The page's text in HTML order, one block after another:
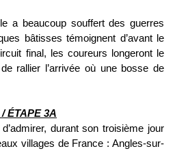
a beaucoup souffert des guerres
bâtisses témoignent d’avant le
final, les coureurs longeront le
rallier l’arrivée où une bosse de
ÉTAPE 3A
durant son troisième jour
villages de France : Angles-sur-